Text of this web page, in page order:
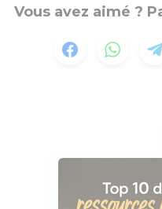
Vous avez aimé ?